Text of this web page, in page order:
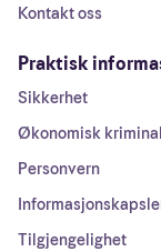
Kontakt oss
Praktisk
Sikkerhet
Økonomisk
Personvern
Tilgjengelighet